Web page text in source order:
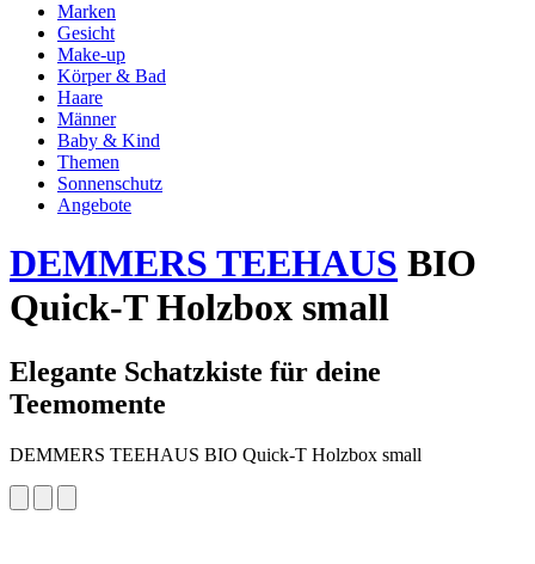
Marken
Gesicht
Make-up
Körper & Bad
Haare
Männer
Baby & Kind
Themen
Sonnenschutz
Angebote
DEMMERS TEEHAUS BIO
Quick-T Holzbox small
Elegante Schatzkiste für deine
Teemomente
DEMMERS TEEHAUS BIO Quick-T Holzbox small